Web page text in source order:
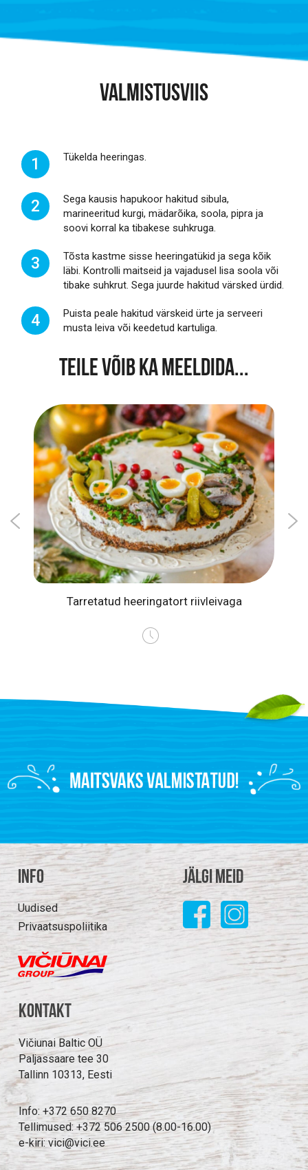
VALMISTUSVIIS
1 Tükelda heeringas.
2
Sega kausis hapukoor hakitud sibula,
marineeritud kurgi, mädarõika, soola, pipra ja
soovi korral ka tibakese suhkruga.
3
Tõsta kastme sisse heeringatükid ja sega kõik
läbi. Kontrolli maitseid ja vajadusel lisa soola või
tibake suhkrut. Sega juurde hakitud värsked ürdid.
4
Puista peale hakitud värskeid ürte ja serveeri
musta leiva või keedetud kartuliga.
TEILE VÕIB KA MEELDIDA...
Tarretatud heeringatort riivleivaga
Info
Uudised
Privaatsuspoliitika
Jälgi meid
Kontakt
Vičiunai Baltic OÜ
Paljassaare tee 30
Tallinn 10313, Eesti
Info: +372 650 8270
Tellimused: +372 506 2500 (8.00-16.00)
e-kiri: vici@vici.ee